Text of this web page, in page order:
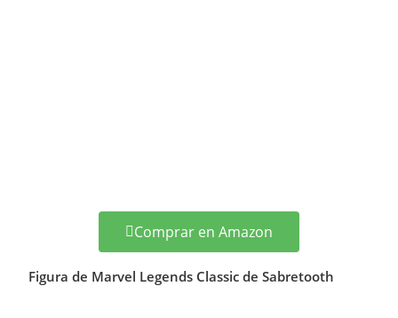
Comprar en Amazon
Figura de Marvel Legends Classic de Sabretooth